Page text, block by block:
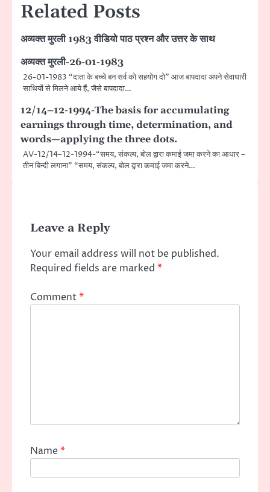
Related Posts
अव्यक्त मुरली 1983 वीडियो पाठ प्रश्न और उत्तर के साथ
अव्यक्त मुरली-26-01-1983
26-01-1983 “दाता के बच्चे बन सर्व को सहयोग दो” आज बापदादा अपने सेवाधारी
साथियों से मिलने आये हैं, जैसे बापदादा…
12/14–12-1994-The basis for accumulating
earnings through time, determination, and
words—applying the three dots.
AV-12/14–12-1994-“समय, संकल्प, बोल द्वारा कमाई जमा करने का आधार –
तीन बिन्दी लगाना” “समय, संकल्प, बोल द्वारा कमाई जमा करने…
Leave a Reply
Your email address will not be published.
Required fields are marked *
Comment*
Name*